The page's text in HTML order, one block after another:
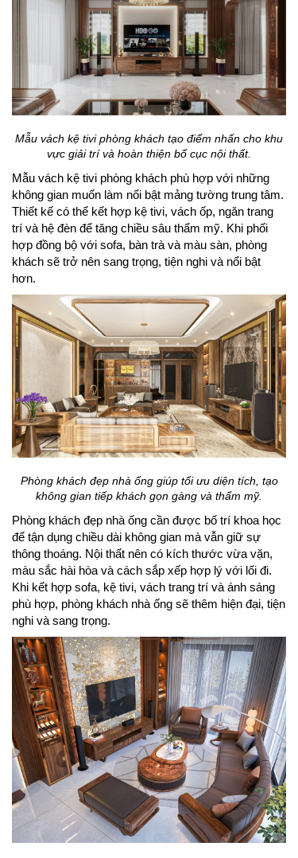
Mẫu vách kệ tivi phòng khách tạo điểm nhấn cho khu
vực giải trí và hoàn thiện bố cục nội thất.
Mẫu vách kệ tivi phòng khách phù hợp với những
không gian muốn làm nổi bật mảng tường trung tâm.
Thiết kế có thể kết hợp kệ tivi, vách ốp, ngăn trang
trí và hệ đèn để tăng chiều sâu thẩm mỹ. Khi phối
hợp đồng bộ với sofa, bàn trà và màu sàn, phòng
khách sẽ trở nên sang trọng, tiện nghi và nổi bật
hơn.
Phòng khách đẹp nhà ống giúp tối ưu diện tích, tạo
không gian tiếp khách gọn gàng và thẩm mỹ.
Phòng khách đẹp nhà ống cần được bố trí khoa học
để tận dụng chiều dài không gian mà vẫn giữ sự
thông thoáng. Nội thất nên có kích thước vừa vặn,
màu sắc hài hòa và cách sắp xếp hợp lý với lối đi.
Khi kết hợp sofa, kệ tivi, vách trang trí và ánh sáng
phù hợp, phòng khách nhà ống sẽ thêm hiện đại, tiện
nghi và sang trọng.